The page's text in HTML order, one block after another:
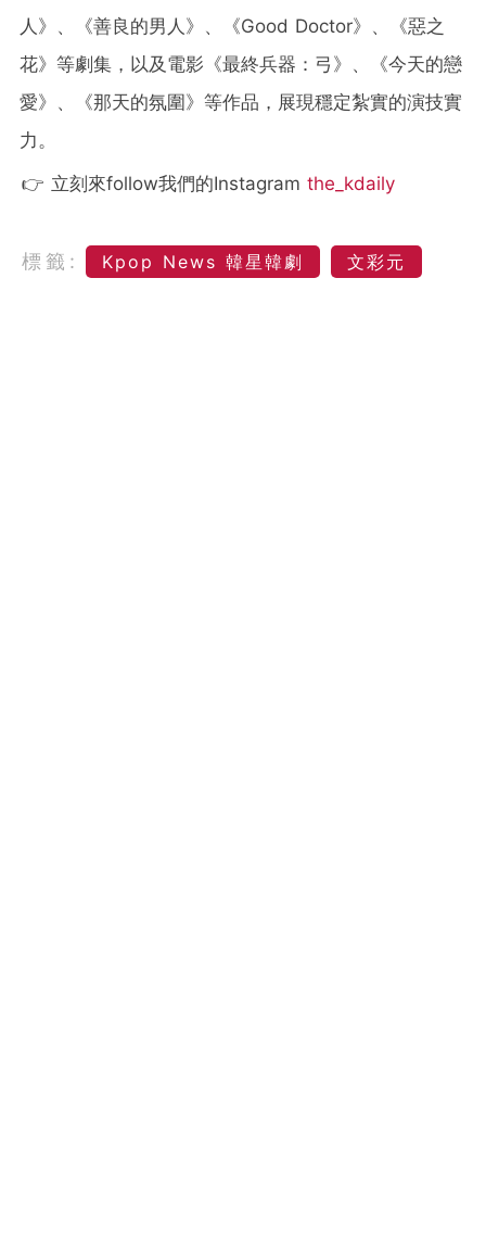
人》、《善良的男人》、《Good Doctor》、《惡之
花》等劇集，以及電影《最終兵器：弓》、《今天的戀
愛》、《那天的氛圍》等作品，展現穩定紮實的演技實
力。
👉 立刻來follow我們的Instagram the_kdaily
標籤: Kpop News 韓星韓劇 文彩元